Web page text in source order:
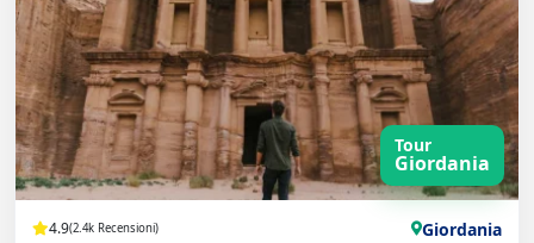
Tour
Giordania
4.9(2.4k Recensioni) Giordania